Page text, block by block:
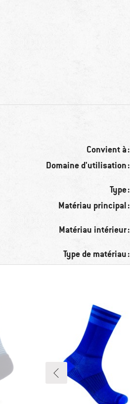
Convient à :
Domaine d'utilisation :
Type :
Matériau principal :
Matériau intérieur :
Type de matériau :